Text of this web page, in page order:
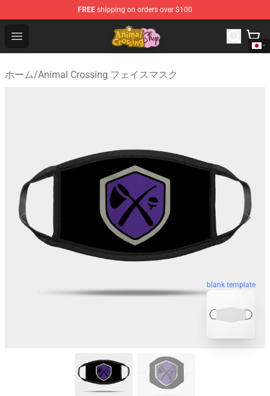
FREE shipping on orders over $100
Open menu
Animal Crossing Shop - Official Animal Crossing
ホーム/Animal Crossing フェイスマスク
blank template